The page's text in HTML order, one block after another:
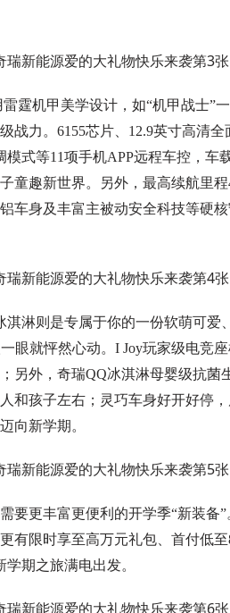
霆机甲美学设计，如“机甲战士”
战力。6155芯片、12.9英寸高清
式等11项手机APP远程车控，车
童趣新世界。另外，最高续航里
车身及丰富主被动安全科技等硬
淋则是专属于你的一份软萌可爱
眼就怦然心动。I Joy玩家级电竞
另外，奇瑞QQ冰淇淋母婴级抗菌
和孩子左右；灵巧车身好开好停
向新学期。
要更丰富更便利的开学季“新装备
有限时享至高万元礼包、首付低至
期之旅满电出发。